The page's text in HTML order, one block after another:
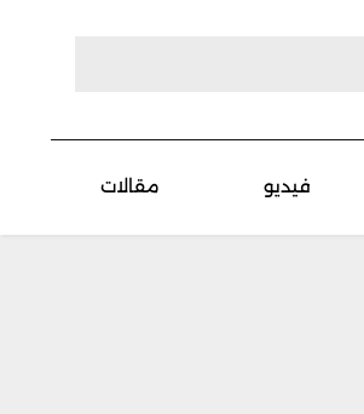
فيديو مقالات